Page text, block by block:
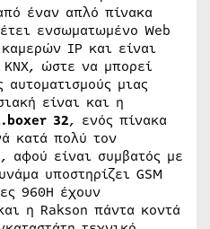
έναν απλό πίνακα
ενσωματωμένο Web
IP και είναι
ώστε να μπορεί
αυτοματισμούς μιας
είναι και η
boxer 32, ενός πίνακα
κατά πολύ τον
αφού είναι συμβατός με
υποστηρίζει GSM
960H έχουν
η Rakson πάντα κοντά